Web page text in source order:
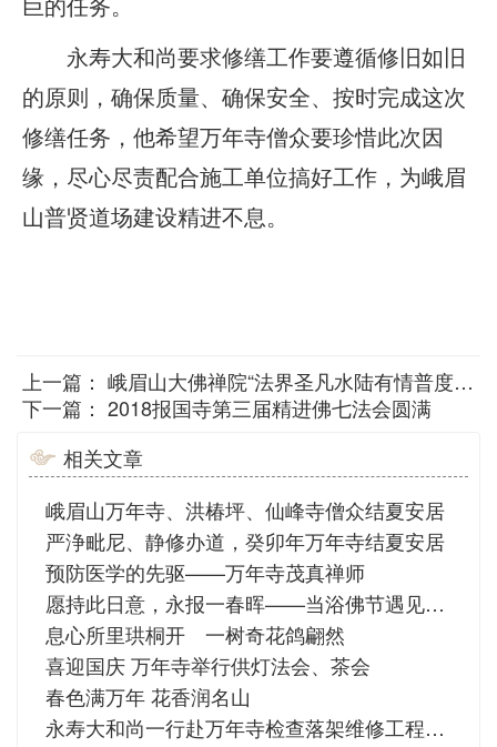
永寿大和尚要求修缮工作要遵循修旧如旧
的原则，确保质量、确保安全、按时完成这次
修缮任务，他希望万年寺僧众要珍惜此次因
缘，尽心尽责配合施工单位搞好工作，为峨眉
山普贤道场建设精进不息。
上一篇： 峨眉山大佛禅院“法界圣凡水陆有情普度大斋胜会”洒净开坛
下一篇： 2018报国寺第三届精进佛七法会圆满
相关文章
峨眉山万年寺、洪椿坪、仙峰寺僧众结夏安居
严浄毗尼、静修办道，癸卯年万年寺结夏安居
预防医学的先驱——万年寺茂真禅师
愿持此日意，永报一春晖——当浴佛节遇见母亲节
息心所里珙桐开 一树奇花鸽翩然
喜迎国庆 万年寺举行供灯法会、茶会
春色满万年 花香润名山
永寿大和尚一行赴万年寺检查落架维修工程施工进展情况